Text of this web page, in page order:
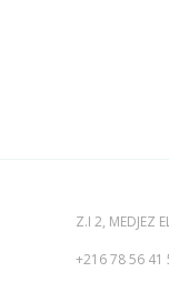
Z.I 2, MEDJEZ
+216 78 56 41